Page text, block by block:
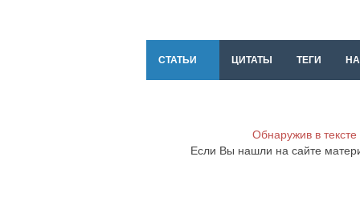
СТАТЬИ ЦИТАТЫ ТЕГИ
Обнаружив в
Если Вы нашли на сайте